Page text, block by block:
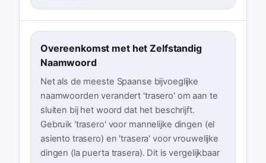
Overeenkomst met het Zelfstandig
Naamwoord
Net als de meeste Spaanse bijvoeglijke
naamwoorden verandert 'trasero' om aan te
sluiten bij het woord dat het beschrijft.
Gebruik 'trasero' voor mannelijke dingen (el
asiento trasero) en 'trasera' voor vrouwelijke
dingen (la puerta trasera). Dit is vergelijkbaar